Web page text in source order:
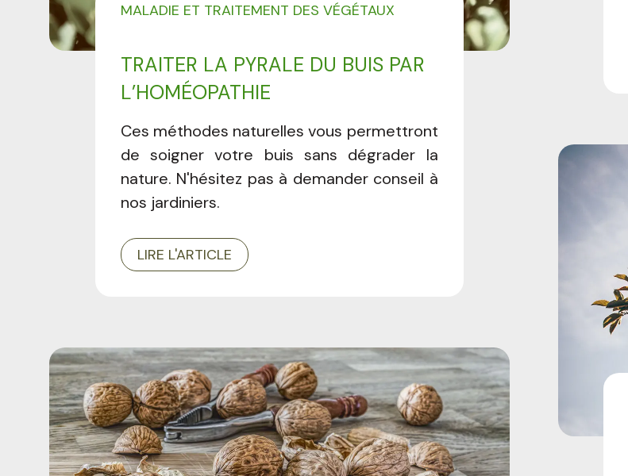
TRAITER LA PYRALE DU BUIS PAR
L’HOMÉOPATHIE
MALADIE ET TRAITEMENT DES VÉGÉTAUX
Ces méthodes naturelles vous permettront
de soigner votre buis sans dégrader la
nature. N'hésitez pas à demander conseil à
nos jardiniers.
LIRE L'ARTICLE